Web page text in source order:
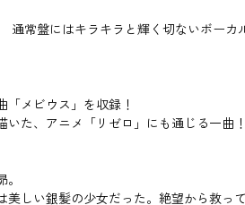
常盤にはキラキラと輝く切ないボー
メビウス」を収録！
た、アニメ「リゼロ」にも通じる一曲
しい銀髪の少女だった。絶望から救